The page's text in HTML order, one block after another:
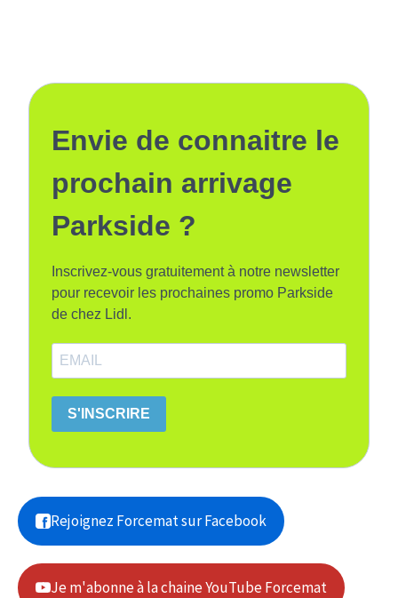
Envie de connaitre le
prochain arrivage
Parkside ?
Inscrivez-vous gratuitement à notre newsletter
pour recevoir les prochaines promo Parkside
de chez Lidl.
S'INSCRIRE
Rejoignez Forcemat sur Facebook
Je m'abonne à la chaine YouTube Forcemat